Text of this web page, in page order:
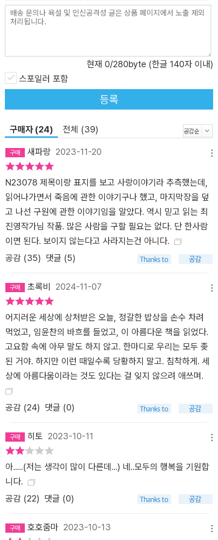
를 듣는다. 가서 그를 구하라는 말. 망설이다가 목화는 달려
간다. 열기와 함께 사뿐 내려앉는다. 그는 조금의 부상만 입
고 나서야 이 일이 꿈이 아님을 안다. 깨어나 우는 목화를 보
고 엄마인 장미수는 알 수 없는 말을 남긴다. 차라리 금화이
길 바랐는데. 장미수는 열다섯부터 사람을 구했던 것. 장미
수에게는 구할 수 없는 너무 많은 죽음에 비해 살릴 수 있는
단 한 사람은 ‘겨우’에 불과했다. 패배감과 무력감에 신을 저
주한 장미수와 달리, 할머니 임천자는 단 한 사람이라도 구
할 수 있다는 사실에 의미를 둔다. 목화는 첫 소환에서부터
“둘이었다가 하나가 된 나무”의 존재를 느낀다. 의심과 반항
과 시험도 있었지만“무성한 생에서 나뭇잎 한 장만큼의 시
간을 떼어 죽어가는 인간을 되살리는 존재”인 ‘중개인’의 정
체성을 체화해간다. 소환하는 그 나무를 잘 알고 싶어 목공
소에서 일한다. 그러던 중 일화의 딸인 루나의 자살을 막게
되고 중개 때 목화를 봤다는 루나의 말에 놀라 그가 이제껏
살린 ‘단 한 사람들’을 찾아가보기로 한다. 살아난 사람들이
어떻게 살고 있는지 평범한 그들의 일상을 확인하는 과정을
통해 타인의 삶과 죽음에 판단을 멈춘다. 그리고 자발적으로
“마음을 다해 명복과 축복을 전하는 일. 죽어가는 사람과 살
아난 사람의 미래를 기원하는 일”을 한다. 임천자의 평온한
죽음 이후, 목화는 단 한 사람을 살리는 일의 의미를 스스로
구한 것이다. 한 번뿐인 삶, 다시없을 오늘을 사는 한 존재,
그것은 신도 나무도 범접하지 못하는 오직 인간의 몫임을 깨
닫는다. 그러나 삶은 고통이자 환희. 인류가 폭우라면 한 사
람은 빗방울, 폭설의 눈송이, 해변의 모래알. 아무도 눈이나
비라고 부르지 않는 단 하나의 그것은, 보이지 않지만 분명
존재하는 그것은 금세 마르거나 녹아버린다. 순식간에 사라
너를 보고 있다고. 생명체라는 전체가 아니라, 인류라는 종
이 아니라 오직 너라는 한 존재를 바라보고 있다고._본문에
서 “언젠가 사라져버릴 당신과 나를 영원히 사랑하기 위해
이 소설을 썼습니다” 소설가가 세계를 호명하는 아름다운
약함을, 순수함을, 서로를 돕고 아끼는 모습을, 사랑하고 기
말’에서) 다 보았을 거라고 작가는 말한다. 나무의 눈에서 보
현재 0/280byte (한글 140자 이내)
스포일러 포함
등록
구매자 (24) 전체 (39)
새파랑 2023-11-20
N23078 제목이랑 표지를 보고 사랑이야기라 추측했는데,
읽어나가면서 죽음에 관한 이야기구나 했고, 마지막장을 덮
고 나선 구원에 관한 이야기임을 알았다. 역시 믿고 읽는 최
진영작가님 작품. 많은 사람을 구할 필요는 없다. 단 한사람
이면 된다. 보이지 않는다고 사라지는건 아니다.
공감 (35) 댓글 (5)
초록비 2024-11-07
어지러운 세상에 상처받은 오늘, 정갈한 밥상을 손수 차려
먹었고, 임윤찬의 바흐를 들었고, 이 아름다운 책을 읽었다.
고요함 속에 아무 말도 하지 않고. 한마디로 우리는 모두 좆
된 거야. 하지만 이런 때일수록 당황하지 말고. 침착하게. 세
상에 아름다움이라는 것도 있다는 걸 잊지 않으려 애쓰며.
공감 (24) 댓글 (0)
히토 2023-10-11
아.....(저는 생각이 많이 다른데...) 네..모두의 행복을 기원합
니다.
공감 (22) 댓글 (0)
호호줌마 2023-10-13